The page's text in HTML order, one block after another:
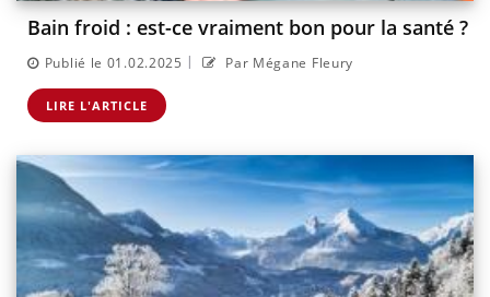
Bain froid : est-ce vraiment bon pour la santé ?
Publié le 01.02.2025 | Par Mégane Fleury
LIRE L'ARTICLE